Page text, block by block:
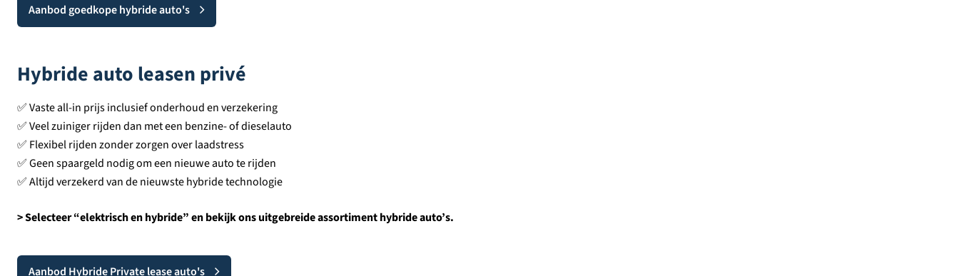
Aanbod goedkope hybride auto's
Hybride auto leasen privé
✅ Vaste all-in prijs inclusief onderhoud en verzekering
✅ Veel zuiniger rijden dan met een benzine- of dieselauto
✅ Flexibel rijden zonder zorgen over laadstress
✅ Geen spaargeld nodig om een nieuwe auto te rijden
✅ Altijd verzekerd van de nieuwste hybride technologie
> Selecteer “elektrisch en hybride” en bekijk ons uitgebreide assortiment hybride auto’s.
Aanbod Hybride Private lease auto's